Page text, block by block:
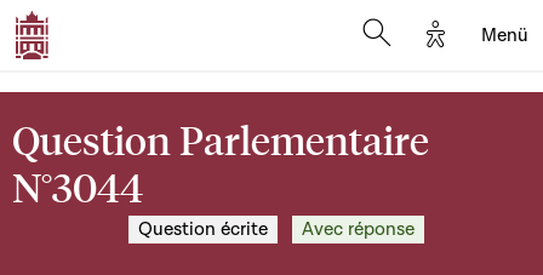
Options
Menü
Question Parlementaire
N°3044
Question écrite Avec réponse